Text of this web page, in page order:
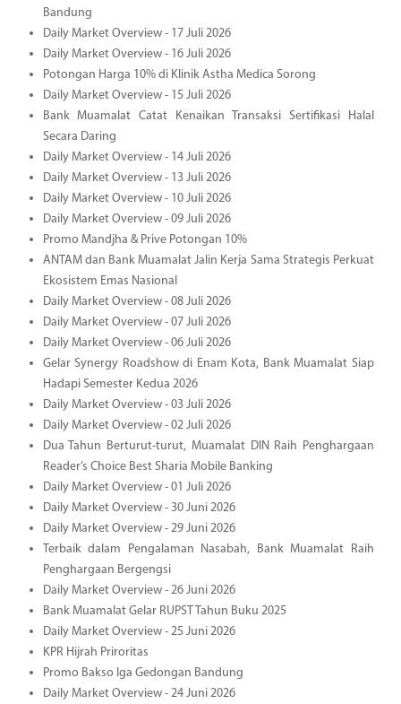
Bandung
Daily Market Overview - 17 Juli 2026
Daily Market Overview - 16 Juli 2026
Potongan Harga 10% di Klinik Astha Medica Sorong
Daily Market Overview - 15 Juli 2026
Bank Muamalat Catat Kenaikan Transaksi Sertifikasi Halal
Secara Daring
Daily Market Overview - 14 Juli 2026
Daily Market Overview - 13 Juli 2026
Daily Market Overview - 10 Juli 2026
Daily Market Overview - 09 Juli 2026
Promo Mandjha & Prive Potongan 10%
ANTAM dan Bank Muamalat Jalin Kerja Sama Strategis Perkuat
Ekosistem Emas Nasional
Daily Market Overview - 08 Juli 2026
Daily Market Overview - 07 Juli 2026
Daily Market Overview - 06 Juli 2026
Gelar Synergy Roadshow di Enam Kota, Bank Muamalat Siap
Hadapi Semester Kedua 2026
Daily Market Overview - 03 Juli 2026
Daily Market Overview - 02 Juli 2026
Dua Tahun Berturut-turut, Muamalat DIN Raih Penghargaan
Reader’s Choice Best Sharia Mobile Banking
Daily Market Overview - 01 Juli 2026
Daily Market Overview - 30 Juni 2026
Daily Market Overview - 29 Juni 2026
Terbaik dalam Pengalaman Nasabah, Bank Muamalat Raih
Penghargaan Bergengsi
Daily Market Overview - 26 Juni 2026
Bank Muamalat Gelar RUPST Tahun Buku 2025
Daily Market Overview - 25 Juni 2026
KPR Hijrah Priroritas
Promo Bakso Iga Gedongan Bandung
Daily Market Overview - 24 Juni 2026